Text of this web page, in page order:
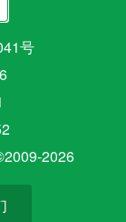
号
2026